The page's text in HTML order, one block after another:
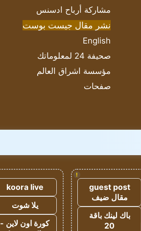
مشاركة أرباح ادسنس
نشر مقال جيست بوست
English
صحيفة 24 لمعلوماتك
مؤسسة اشراق العالم
صفحات
!
guest post
مقال ضيف
باك لينك باقة
20
koora live
يلا شوت
كورة اون لاين -